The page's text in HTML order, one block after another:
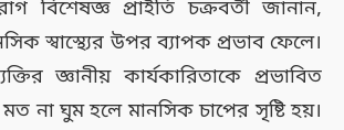
বিশেষজ্ঞ প্রাইতি চক্রবর্তী জানান,
স্বাস্থ্যের উপর ব্যাপক প্রভাব ফেলে।
জ্ঞানীয় কার্যকারিতাকে প্রভাবিত
না ঘুম হলে মানসিক চাপের সৃষ্টি হয়।